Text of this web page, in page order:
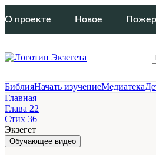
О проекте Новое
БиблияНачать изучениеМедиатека
Главная
Глава 22
Стих 36
Экзегет
Обучающее видео